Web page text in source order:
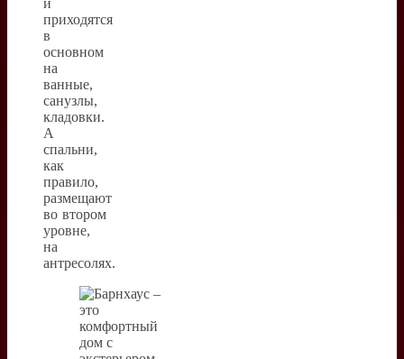
и
приходятся
в
основном
на
ванные,
санузлы,
кладовки.
А
спальни,
как
правило,
размещают
во втором
уровне,
на
антресолях.